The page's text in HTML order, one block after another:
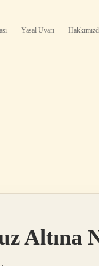
Yasal Uyarı
Altına